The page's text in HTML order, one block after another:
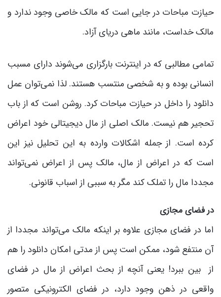
حیازت مباحات در جایی است که مالک خاصی وجود ندارد و
مالک خداست، مانند ماهی دریای آزاد.
تمامی مطالبی که در اینترنت بارگزاری می‌شوند دارای مسبب
انسانی بوده و به شخصی منتسب هستند. لذا نمی‌توان عمل
دانلود را داخل در حیازت مباحات کرد. روشن است که از باب
تحجیر هم نیست. مالک اصلی از مال دیجیتالی خود اعراض
کرده است. از جمله اشکالات وارده به این تحلیل نیز این
است که در اعراض از مال، مالک پس از اعراض نمی‌تواند
مجددا مال را تملک کند مگر به سببی از اسباب قانونی.
در فضای مجازی
اما در فضای مجازی علاوه بر اینکه مالک می‌تواند مجددا از
آن منتفع شود، ممکن است پس از مدتی امکان دانلود را هم
از بین ببرد! یعنی آنچه از بحث اعراض از مال در فضای
واقعی در ذهن وجود دارد، در فضای الکترونیکی متصور